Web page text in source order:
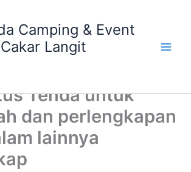
Camping & Event
Langit
Tenda untuk
dan perlengkapan
lainnya